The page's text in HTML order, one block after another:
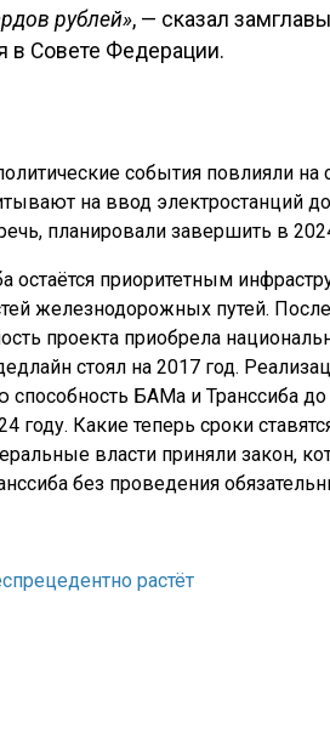
рублей», — сказал
в Совете Федерации.
события повлияли
на ввод электростанций
планировали завершить в
остаётся приоритетным
железнодорожных путей.
проекта приобрела
стоял на 2017 год.
способность БАМа и Транссиба
Какие теперь сроки
власти приняли закон,
без проведения
растёт